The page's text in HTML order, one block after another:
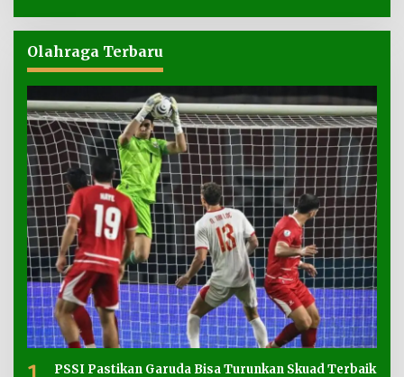
Olahraga Terbaru
PSSI Pastikan Garuda Bisa Turunkan Skuad Terbaik